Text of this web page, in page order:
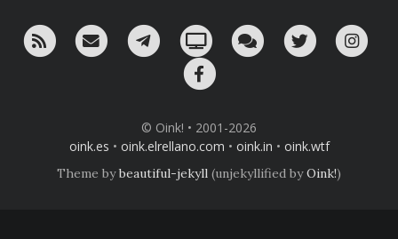
RSS ¡Mándame un email!¡Nuestro canal en Telegram!
Oink! TV Charla con nosotros
Twitter
© Oink! • 2001-2026
oink.es • oink.elrellano.com • oink.in • oink.wtf
Theme bybeautiful-jekyll (unjekyllified byOink!)